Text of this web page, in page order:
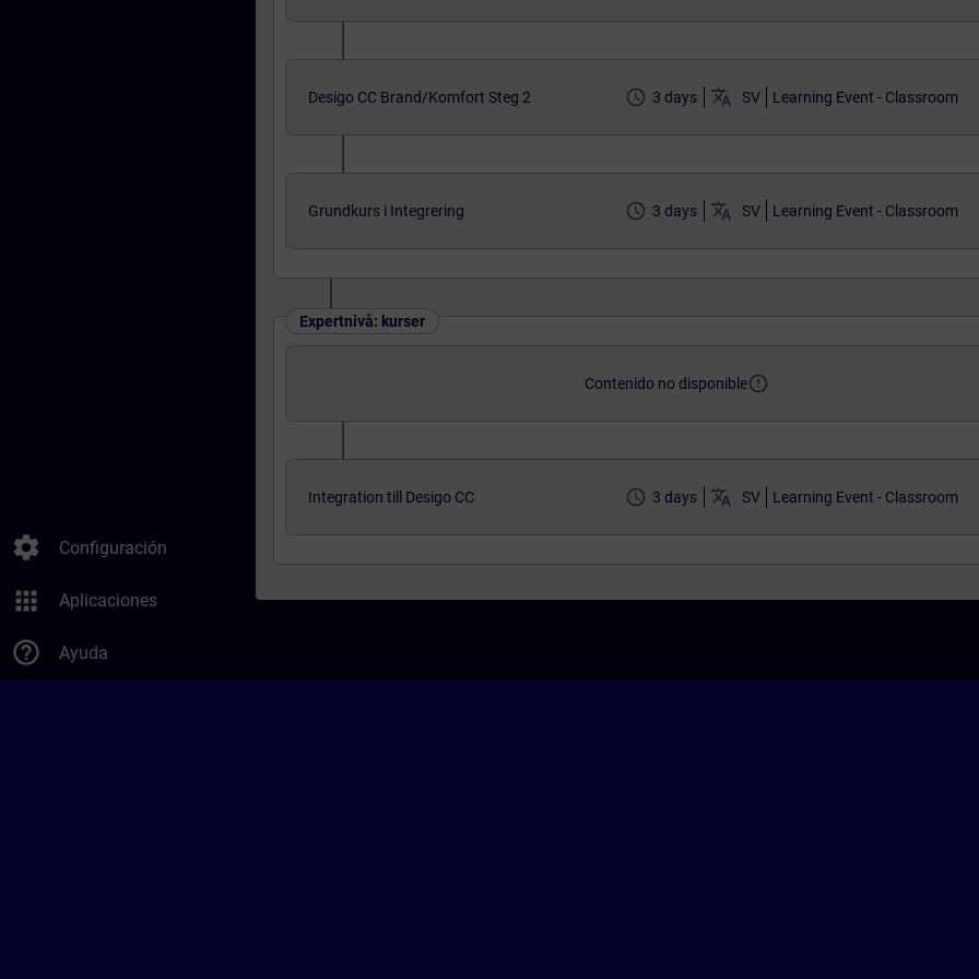
settings Configuración
apps Aplicaciones
help_outline Ayuda
Desigo CC Brand/Komfort Steg 2 access_time 3 days translate SV Learning Event - Classroom
Grundkurs i Integrering access_time 3 days translate SV Learning Event - Classroom
Expertnivå: kurser
Contenido no disponibleerror_outline
Integration till Desigo CC access_time 3 days translate SV Learning Event - Classroom